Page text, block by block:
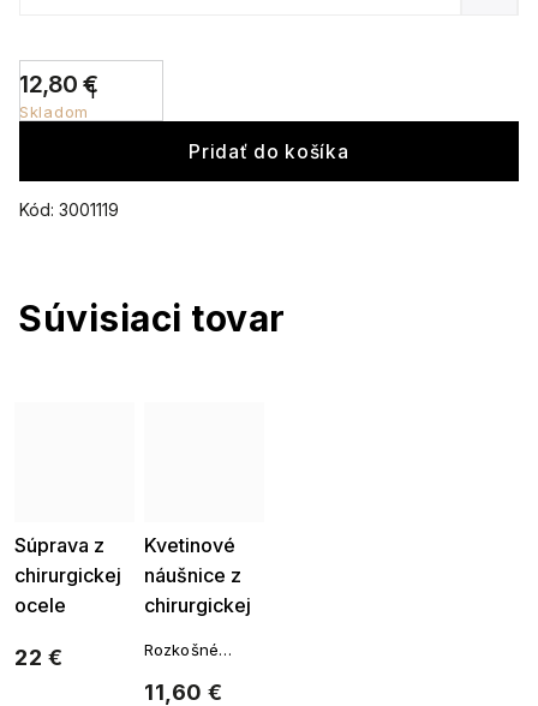
Kód: 3001119
12,80 €
Skladom
Pridať do košíka
Súvisiaci tovar
Súprava z
chirurgickej
ocele
retiazka +
22 €
Kvetinové
náušnice z
chirurgickej
11,60 €
Rozkošné
tvare kvetiny s